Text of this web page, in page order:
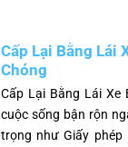
Cấp Lại Bằng Lái
Chóng
Cấp Lại Bằng Lái Xe
cuộc sống bận rộn
trọng như Giấy